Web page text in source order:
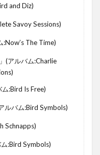
and Diz)
Savoy Sessions)
The Time)
(アルバム:Charlie
:Bird Is Free)
ルバム:Bird Symbols)
Schnapps)
:Bird Symbols)